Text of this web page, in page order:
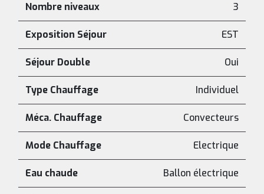
Nombre niveaux 3
Exposition Séjour EST
Séjour Double Oui
Type Chauffage Individuel
Méca. Chauffage Convecteurs
Mode Chauffage Electrique
Eau chaude Ballon électrique